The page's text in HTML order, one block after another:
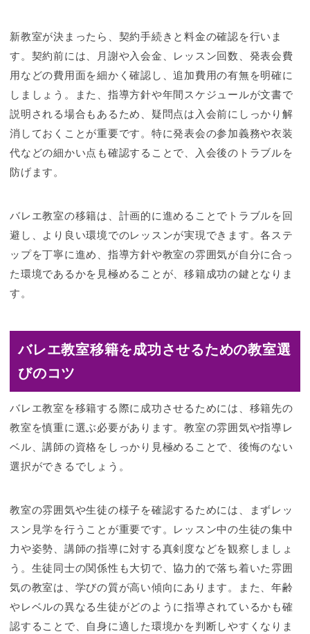
新教室が決まったら、契約手続きと料金の確認を行いま
す。契約前には、月謝や入会金、レッスン回数、発表会費
用などの費用面を細かく確認し、追加費用の有無を明確に
しましょう。また、指導方針や年間スケジュールが文書で
説明される場合もあるため、疑問点は入会前にしっかり解
消しておくことが重要です。特に発表会の参加義務や衣装
代などの細かい点も確認することで、入会後のトラブルを
防げます。
バレエ教室の移籍は、計画的に進めることでトラブルを回
避し、より良い環境でのレッスンが実現できます。各ステ
ップを丁寧に進め、指導方針や教室の雰囲気が自分に合っ
た環境であるかを見極めることが、移籍成功の鍵となりま
す。
バレエ教室移籍を成功させるための教室選
びのコツ
バレエ教室を移籍する際に成功させるためには、移籍先の
教室を慎重に選ぶ必要があります。教室の雰囲気や指導レ
ベル、講師の資格をしっかり見極めることで、後悔のない
選択ができるでしょう。
教室の雰囲気や生徒の様子を確認するためには、まずレッ
スン見学を行うことが重要です。レッスン中の生徒の集中
力や姿勢、講師の指導に対する真剣度などを観察しましょ
う。生徒同士の関係性も大切で、協力的で落ち着いた雰囲
気の教室は、学びの質が高い傾向にあります。また、年齢
やレベルの異なる生徒がどのように指導されているかも確
認することで、自身に適した環境かを判断しやすくなりま